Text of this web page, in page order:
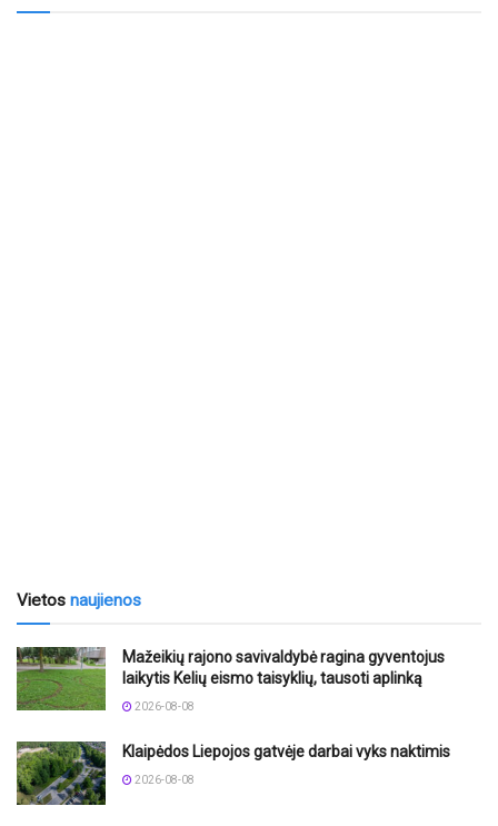
Vietos naujienos
Mažeikių rajono savivaldybė ragina gyventojus
laikytis Kelių eismo taisyklių, tausoti aplinką
2026-08-08
Klaipėdos Liepojos gatvėje darbai vyks naktimis
2026-08-08